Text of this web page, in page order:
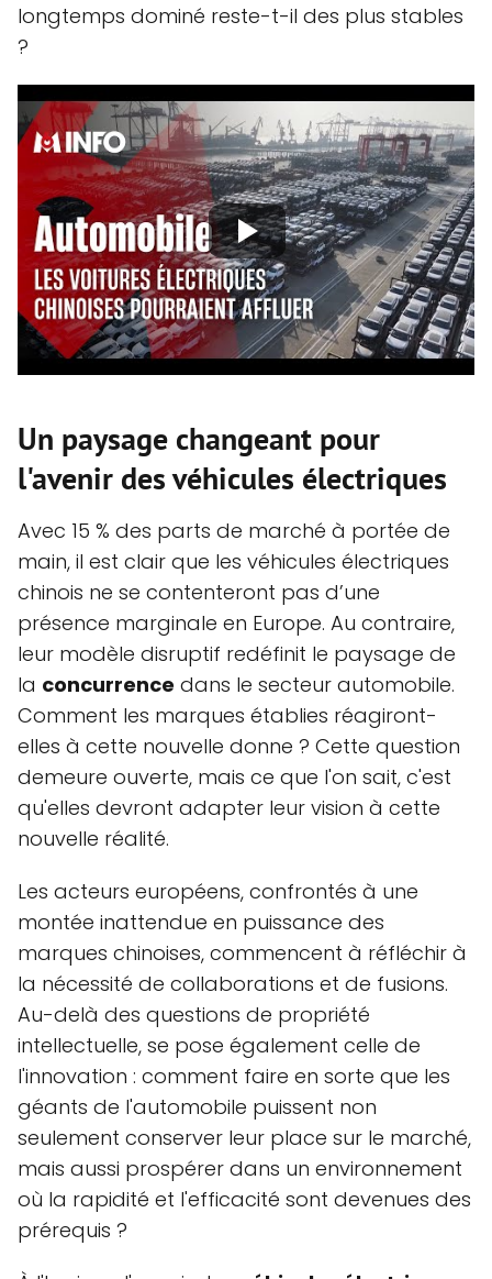
longtemps dominé reste-t-il des plus stables
?
Un paysage changeant pour
l'avenir des véhicules électriques
Avec 15 % des parts de marché à portée de
main, il est clair que les véhicules électriques
chinois ne se contenteront pas d’une
présence marginale en Europe. Au contraire,
leur modèle disruptif redéfinit le paysage de
la concurrence dans le secteur automobile.
Comment les marques établies réagiront-
elles à cette nouvelle donne ? Cette question
demeure ouverte, mais ce que l'on sait, c'est
qu'elles devront adapter leur vision à cette
nouvelle réalité.
Les acteurs européens, confrontés à une
montée inattendue en puissance des
marques chinoises, commencent à réfléchir à
la nécessité de collaborations et de fusions.
Au-delà des questions de propriété
intellectuelle, se pose également celle de
l'innovation : comment faire en sorte que les
géants de l'automobile puissent non
seulement conserver leur place sur le marché,
mais aussi prospérer dans un environnement
où la rapidité et l'efficacité sont devenues des
prérequis ?